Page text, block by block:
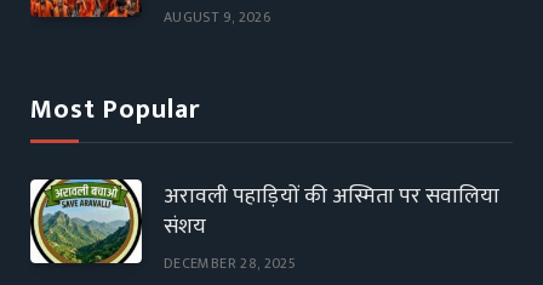
AUGUST 9, 2026
Most Popular
अरावली पहाड़ियों की अस्मिता पर सवालिया
संशय
DECEMBER 28, 2025